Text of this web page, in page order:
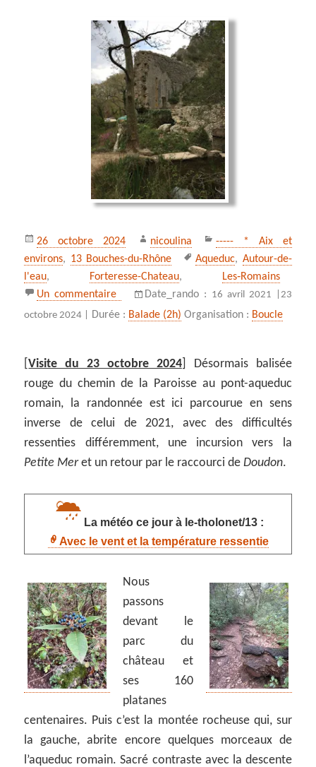
Publié
le
26 octobre 2024 Auteur
nicoulina Catégories
----- * Aix et
environs, 13 Bouches-du-Rhône
Mots-
clés
Aqueduc, Autour-de-
l'eau, Forteresse-Chateau, Les‑Romains
Un commentaire
sur Le pont-aqueduc romain du Tholonet
Date_rando : 16 avril 2021 | 23
octobre 2024 |
Durée : Balade (2h) Organisation : Boucle
[Visite du 23 octobre 2024] Désormais balisée
rouge du chemin de la Paroisse au pont-aqueduc
romain, la randonnée est ici parcourue en sens
inverse de celui de 2021, avec des difficultés
ressenties différemment, une incursion vers la
Petite Meret un retour par le raccourci deDoudon.
La météo ce jour à le-tholonet/13 :
Avec le vent et la température ressentie
Nous
passons
devant le
parc du
château et
ses 160
platanes
centenaires. Puis c’est la montée rocheuse qui, sur
la gauche, abrite encore quelques morceaux de
l’aqueduc romain. Sacré contraste avec la descente